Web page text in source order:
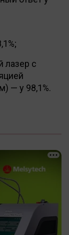
лазер с
— у 98,1%.